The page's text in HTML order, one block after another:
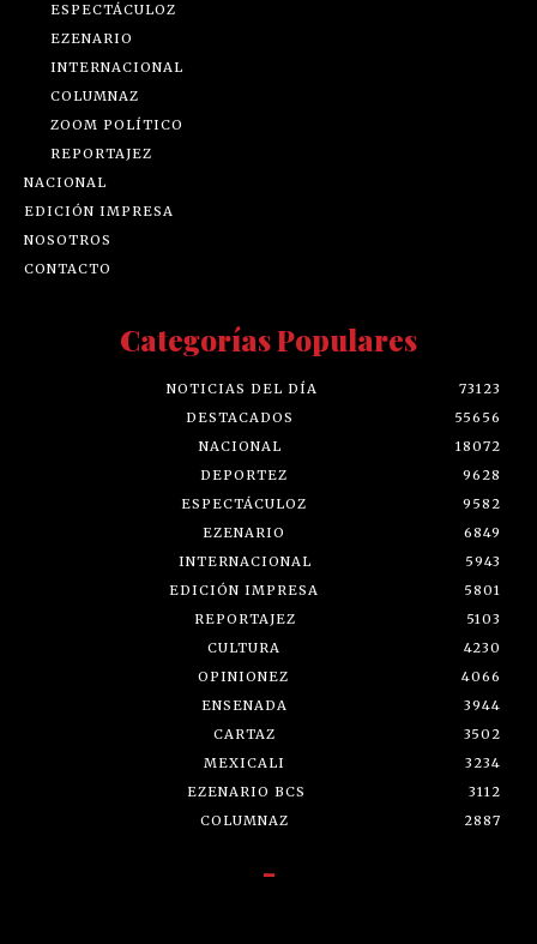
ESPECTÁCULOZ
EZENARIO
INTERNACIONAL
COLUMNAZ
ZOOM POLÍTICO
REPORTAJEZ
NACIONAL
EDICIÓN IMPRESA
NOSOTROS
CONTACTO
Categorías Populares
NOTICIAS DEL DÍA
73123
DESTACADOS
55656
NACIONAL
18072
DEPORTEZ
9628
ESPECTÁCULOZ
9582
EZENARIO
6849
INTERNACIONAL
5943
EDICIÓN IMPRESA
5801
REPORTAJEZ
5103
CULTURA
4230
OPINIONEZ
4066
ENSENADA
3944
CARTAZ
3502
MEXICALI
3234
EZENARIO BCS
3112
COLUMNAZ
2887
-